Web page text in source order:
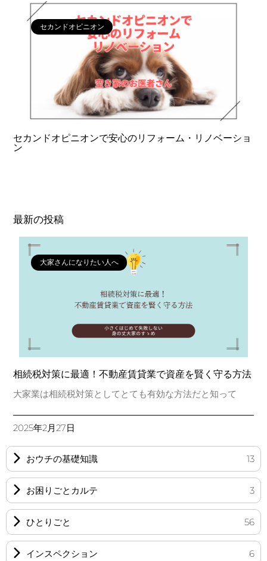
セカンドオピニオン
セカンドオピニオンで安心のリフォーム・リノベーショ
ン
最新の投稿
大家さんになりたい人へ
相続税対策に最適！不動産賃貸業で資産を賢く守る方法
大家業は相続税対策としてとても有効な方法だと知って
2025年2月27日
おウチの基礎知識 13
お困りごとカルテ 3
ひとりごと 56
インスペクション 6